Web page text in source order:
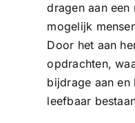
dragen aan
mogelijk
Door het aan
opdrachten,
bijdrage aan en
leefbaar